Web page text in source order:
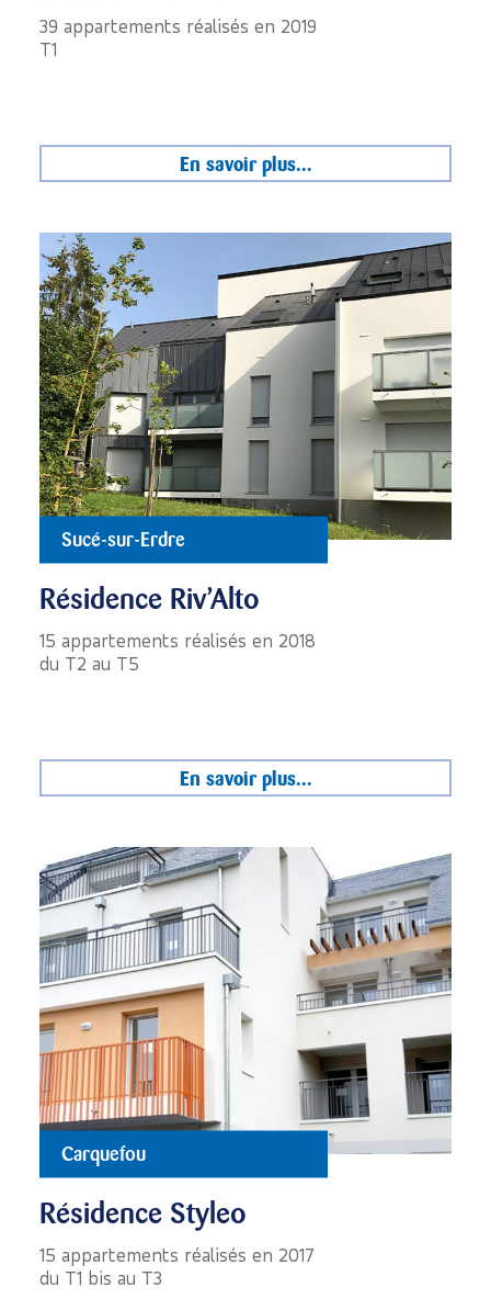
39 appartements réalisés en 2019
T1
En savoir plus...
Sucé-sur-Erdre
Résidence Riv’Alto
15 appartements réalisés en 2018
du T2 au T5
En savoir plus...
Carquefou
Résidence Styleo
15 appartements réalisés en 2017
du T1 bis au T3